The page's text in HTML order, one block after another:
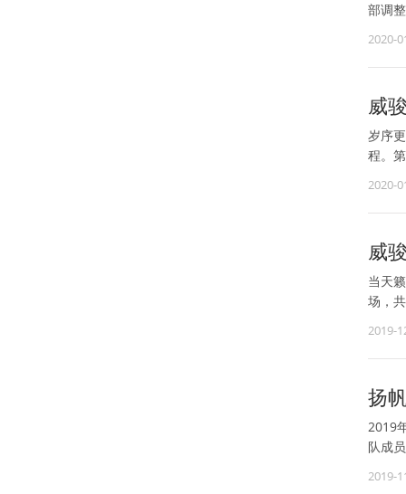
部调
2020-
威
岁序
程。
2020-
威
当天
场，
2019-
扬
2019
队成
2019-